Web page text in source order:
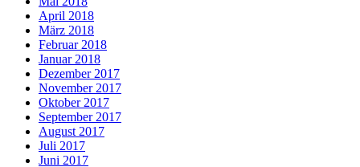
April 2018
März 2018
Februar 2018
Januar 2018
Dezember 2017
November 2017
Oktober 2017
September 2017
August 2017
Juli 2017
Juni 2017